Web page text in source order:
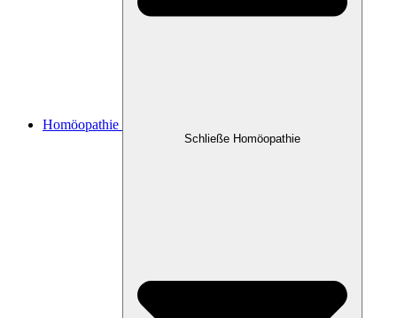
Homöopathie
Schließe Homöopathie